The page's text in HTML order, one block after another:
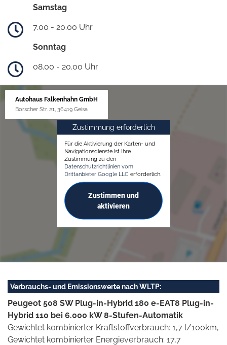
Samstag
7.00 - 20.00 Uhr
Sonntag
08.00 - 20.00 Uhr
Autohaus Falkenhahn GmbH
Borscher Str. 21, 36419 Geisa
Zustimmung erforderlich
Für die Aktivierung der Karten- und
Navigationsdienste ist Ihre
Zustimmung zu den
Datenschutzrichtlinien vom
Drittanbieter Google LLC erforderlich.
Zustimmen und
aktivieren
Verbrauchs- und Emissionswerte nach WLTP:
Peugeot 508 SW Plug-in-Hybrid 180 e-EAT8 Plug-in-
Hybrid 110 bei 6.000 kW 8-Stufen-Automatik
Gewichtet kombinierter Kraftstoffverbrauch: 1,7 l/100km,
Gewichtet kombinierter Energieverbrauch: 17,7